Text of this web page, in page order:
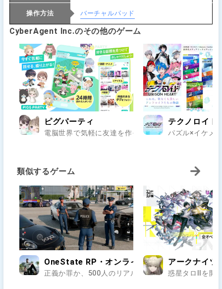
操作方法 バーチャルパッド
CyberAgent Inc.のその他のゲーム
ピグパーティ
電脳世界で気軽に友達を作っちゃおう！..
テクノロイド
パズル×イケメ
類似するゲーム
OneState RP・オンラインのオープンワールド
正義か罪か、500人のリアルが交差する街で第二の人
アークナイツ
惑星タロⅡを開